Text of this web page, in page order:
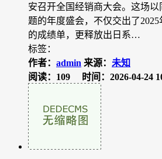
安召开全国经销商大会。这场
题的年度盛会，不仅交出了
的成绩单，更释放出日系…
标签：
作者： admin 来源： 未知
阅读：109
时间：2026-04-24